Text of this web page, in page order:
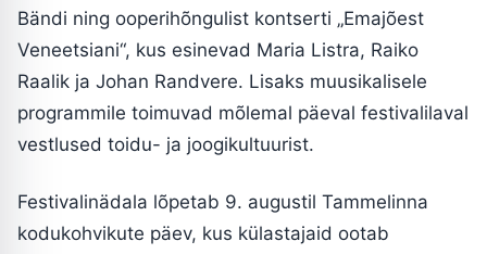
Bändi ning ooperihõngulist kontserti „Emajõest
Veneetsiani“, kus esinevad Maria Listra, Raiko
Raalik ja Johan Randvere. Lisaks muusikalisele
programmile toimuvad mõlemal päeval festivalilaval
vestlused toidu- ja joogikultuurist.
Festivalinädala lõpetab 9. augustil Tammelinna
kodukohvikute päev, kus külastajaid ootab